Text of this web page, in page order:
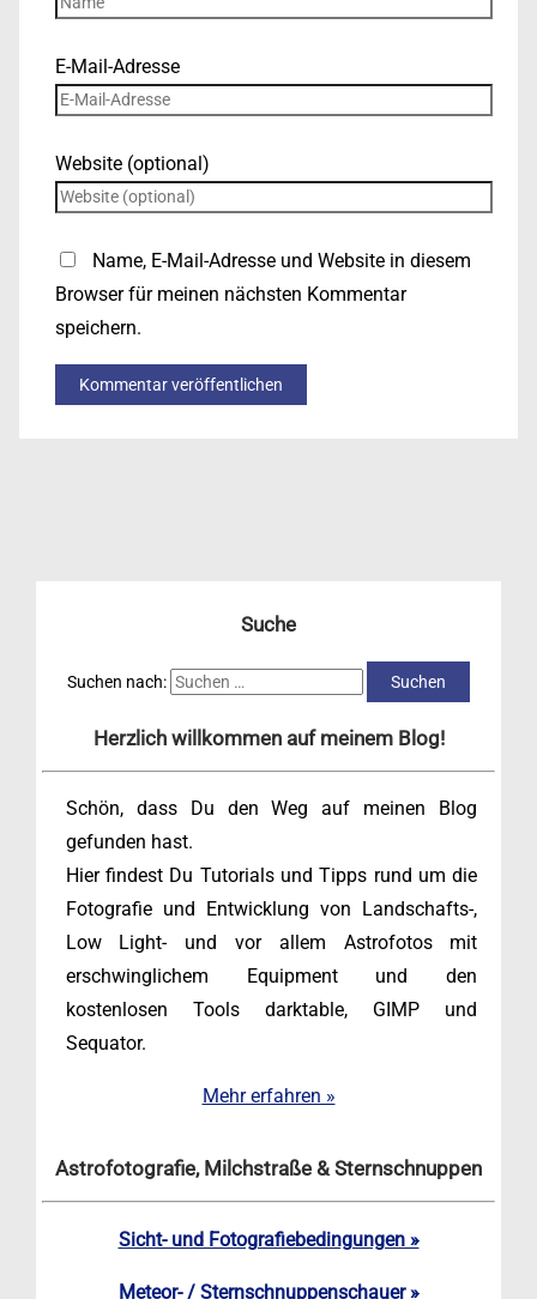
E-Mail-Adresse
Website (optional)
Name, E-Mail-Adresse und Website in diesem
Browser für meinen nächsten Kommentar
speichern.
Suche
Suchen nach:
Herzlich willkommen auf meinem Blog!
Schön, dass Du den Weg auf meinen Blog
gefunden hast.
Hier findest Du Tutorials und Tipps rund um die
Fotografie und Entwicklung von Landschafts-,
Low Light- und vor allem Astrofotos mit
erschwinglichem Equipment und den
kostenlosen Tools darktable, GIMP und
Sequator.
Mehr erfahren »
Astrofotografie, Milchstraße & Sternschnuppen
Sicht- und Fotografiebedingungen »
Meteor- / Sternschnuppenschauer »